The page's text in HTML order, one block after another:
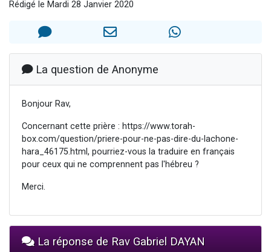
2 nouvelles musiques dans Torah-Box Music
4 personnes viennent de nous rejoindre sur WhatsApp
Rédigé le Mardi 28 Janvier 2020
La question de Anonyme
Bonjour Rav,
Concernant cette prière : https://www.torah-
box.com/question/priere-pour-ne-pas-dire-du-lachone-
hara_46175.html, pourriez-vous la traduire en français
pour ceux qui ne comprennent pas l'hébreu ?
Merci.
La réponse de Rav Gabriel DAYAN